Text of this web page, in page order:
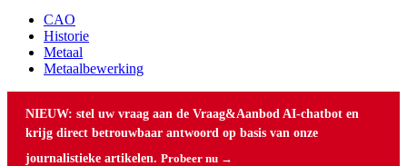
CAO
Historie
Metaal
Metaalbewerking
NIEUW: stel uw vraag aan de Vraag&Aanbod AI-chatbot en
krijg direct betrouwbaar antwoord op basis van onze
journalistieke artikelen. Probeer nu →